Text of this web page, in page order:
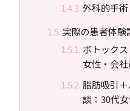
外科的手術
実際の患者体験
ボトック
女性・会社
脂肪吸引
談：30代